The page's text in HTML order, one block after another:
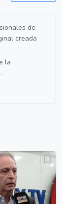
de
creada
la